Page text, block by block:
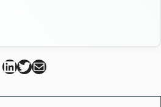
Can Kütahya Linkedin
Can Kütahya Twitter
Can Kütahya Mail